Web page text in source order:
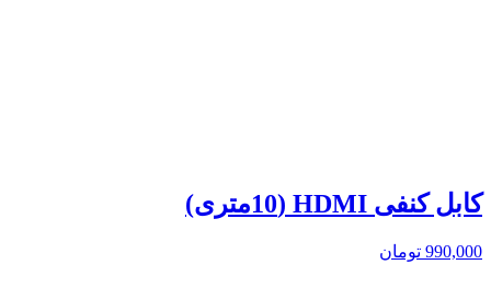
کابل کنفی HDMI (10متری)
990,000 تومان